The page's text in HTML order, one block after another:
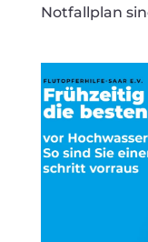
Notfallplan